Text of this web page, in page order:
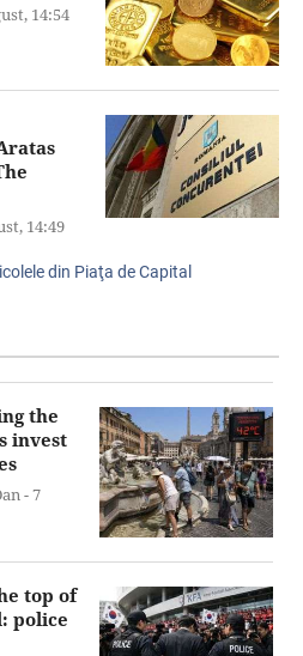
14:54
14:49
din Piaţa de Capital
the
invest
-7
top of
police